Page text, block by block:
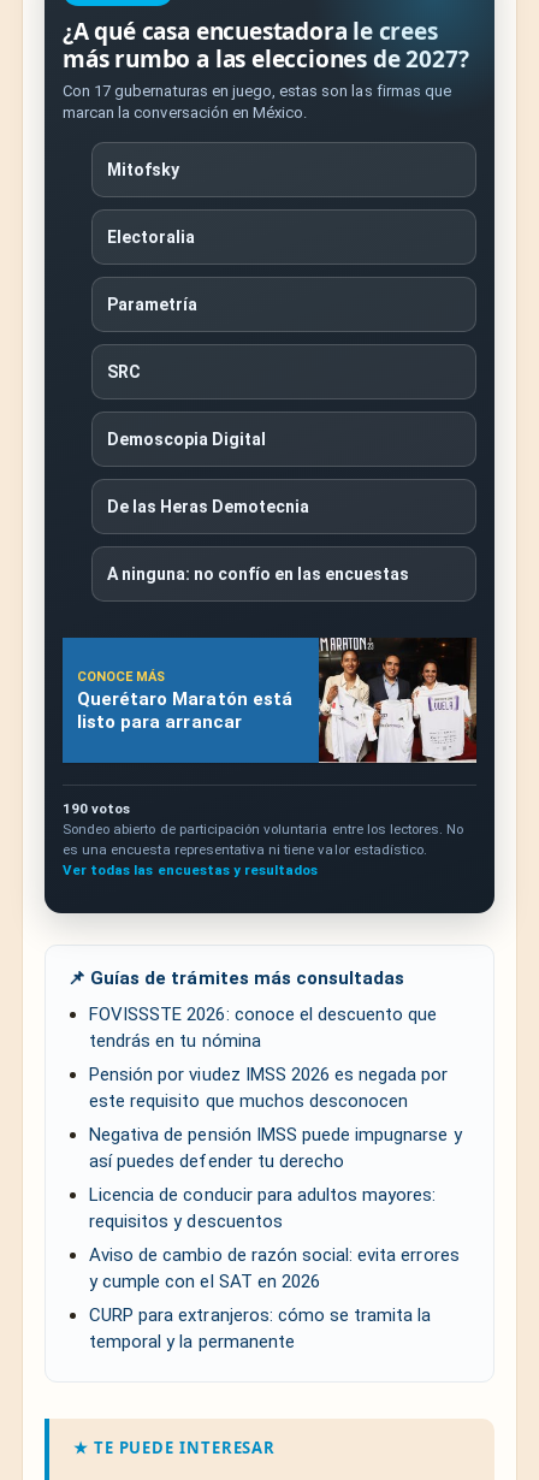
¿A qué casa encuestadora le crees
más rumbo a las elecciones de 2027?
Con 17 gubernaturas en juego, estas son las firmas que
marcan la conversación en México.
Mitofsky
Electoralia
Parametría
SRC
Demoscopia Digital
De las Heras Demotecnia
A ninguna: no confío en las encuestas
CONOCE MÁS
Querétaro Maratón está
listo para arrancar
190 votos
Sondeo abierto de participación voluntaria entre los lectores. No
es una encuesta representativa ni tiene valor estadístico.
Ver todas las encuestas y resultados
📌 Guías de trámites más consultadas
FOVISSSTE 2026: conoce el descuento que
tendrás en tu nómina
Pensión por viudez IMSS 2026 es negada por
este requisito que muchos desconocen
Negativa de pensión IMSS puede impugnarse y
así puedes defender tu derecho
Licencia de conducir para adultos mayores:
requisitos y descuentos
Aviso de cambio de razón social: evita errores
y cumple con el SAT en 2026
CURP para extranjeros: cómo se tramita la
temporal y la permanente
★ TE PUEDE INTERESAR